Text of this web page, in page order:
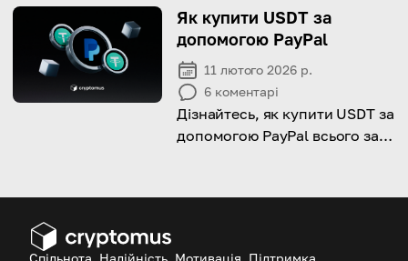
цифрових валют і ключову
роль, яку криптобанки
відіграють у зміні традиційних
банківських норм
Як купити USDT за
допомогою PayPal
11 лютого 2026 р.
6 коментарі
Дізнайтесь, як купити USDT за
допомогою PayPal всього за